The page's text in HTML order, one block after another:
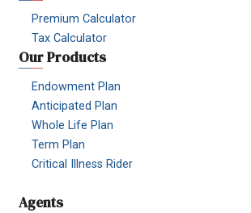
Premium Calculator
Tax Calculator
Our Products
Endowment Plan
Anticipated Plan
Whole Life Plan
Term Plan
Critical Illness Rider
Agents